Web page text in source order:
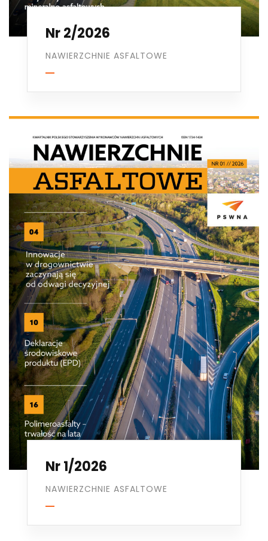
Nr 2/2026
NAWIERZCHNIE ASFALTOWE
Nr 1/2026
NAWIERZCHNIE ASFALTOWE